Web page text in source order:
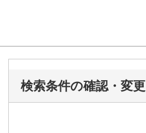
検索条件の確認・変更